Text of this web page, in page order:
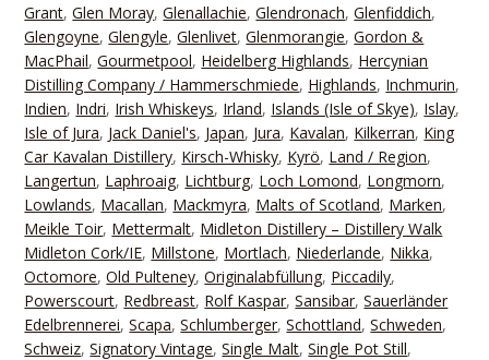
Grant,Glen Moray,Glenallachie,Glendronach,Glenfiddich,
Glengoyne,Glengyle,Glenlivet,Glenmorangie,Gordon &
MacPhail,Gourmetpool, Heidelberg Highlands, Hercynian
Distilling Company / Hammerschmiede, Highlands, Inchmurin,
Indien, Indri, Irish Whiskeys, Irland, Islands (Isle of Skye), Islay,
Isle of Jura, Jack Daniel's, Japan, Jura, Kavalan, Kilkerran, King
Car Kavalan Distillery, Kirsch-Whisky, Kyrö, Land / Region,
Langertun, Laphroaig, Lichtburg, Loch Lomond, Longmorn,
Lowlands, Macallan, Mackmyra, Malts of Scotland, Marken,
Meikle Toir, Mettermalt, Midleton Distillery – Distillery Walk
Midleton Cork/IE, Millstone, Mortlach, Niederlande, Nikka,
Octomore,Old Pulteney,Originalabfüllung, Piccadily,
Powerscourt, Redbreast, Rolf Kaspar,Sansibar,Sauerländer
Edelbrennerei,Scapa,Schlumberger,Schottland,Schweden,
Schweiz,Signatory Vintage,Single Malt,Single Pot Still,